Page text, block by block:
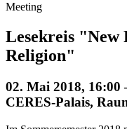
Meeting
Lesekreis "New
Religion"
02. Mai 2018, 16:00
CERES-Palais,